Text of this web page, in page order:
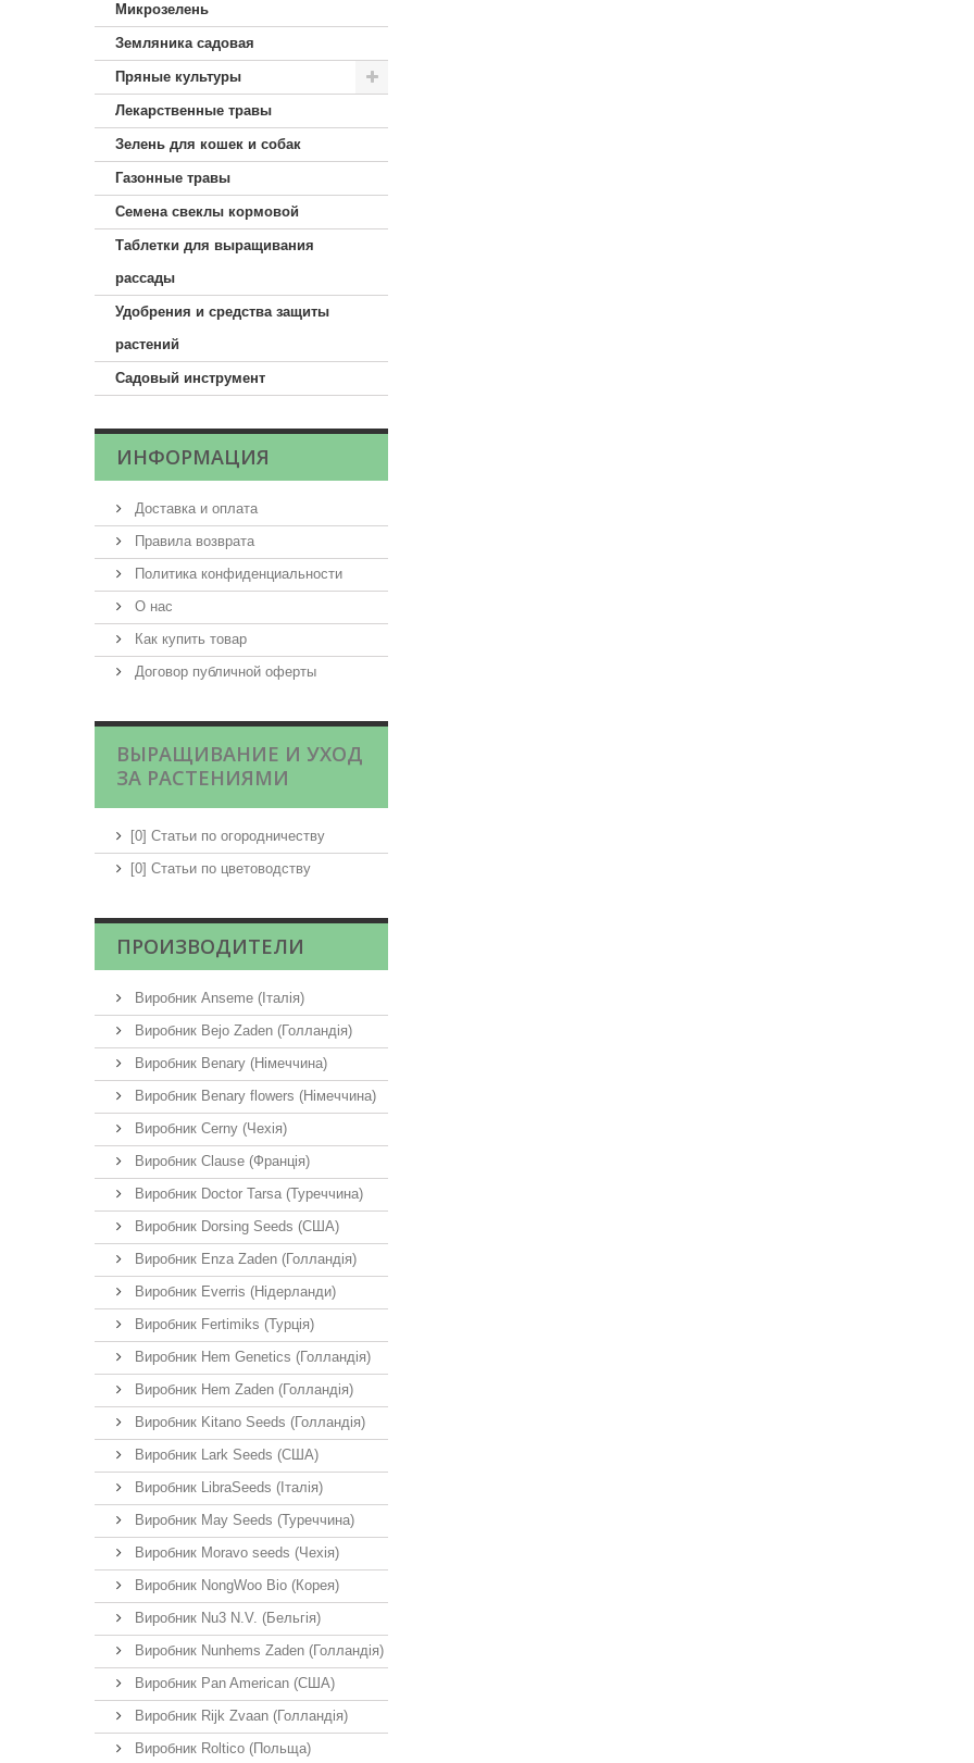
Микрозелень
Земляника садовая
Пряные культуры
Лекарственные травы
Зелень для кошек и собак
Газонные травы
Семена свеклы кормовой
Таблетки для выращивания
рассады
Удобрения и средства защиты
растений
Садовый инструмент
ИНФОРМАЦИЯ
Доставка и оплата
Правила возврата
Политика конфиденциальности
О нас
Как купить товар
Договор публичной оферты
ВЫРАЩИВАНИЕ И УХОД
ЗА РАСТЕНИЯМИ
[0] Статьи по огородничеству
[0] Статьи по цветоводству
ПРОИЗВОДИТЕЛИ
Виробник Anseme (Італія)
Виробник Bejo Zaden (Голландія)
Виробник Benary (Німеччина)
Виробник Benary flowers (Німеччина)
Виробник Cerny (Чехія)
Виробник Clause (Франція)
Виробник Doctor Tarsa (Туреччина)
Виробник Dorsing Seeds (США)
Виробник Enza Zaden (Голландія)
Виробник Everris (Нідерланди)
Виробник Fertimiks (Турція)
Виробник Hem Genetics (Голландія)
Виробник Hem Zaden (Голландія)
Виробник Kitano Seeds (Голландія)
Виробник Lark Seeds (США)
Виробник LibraSeeds (Італія)
Виробник May Seeds (Туреччина)
Виробник Moravo seeds (Чехія)
Виробник NongWoo Bio (Корея)
Виробник Nu3 N.V. (Бельгія)
Виробник Nunhems Zaden (Голландія)
Виробник Pan American (США)
Виробник Rijk Zvaan (Голландія)
Виробник Roltico (Польща)